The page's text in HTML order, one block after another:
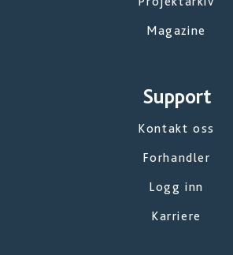
Magazine
Support
Kontakt oss
Forhandler
Logg inn
Karriere